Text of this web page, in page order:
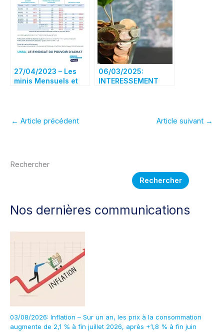
27/04/2023 – Les
minis Mensuels et
06/03/2025:
INTERESSEMENT
← Article précédent Article suivant →
Rechercher
Rechercher
Nos dernières communications
03/08/2026: Inflation – Sur un an, les prix à la consommation
augmente de 2,1 % à fin juillet 2026, après +1,8 % à fin juin